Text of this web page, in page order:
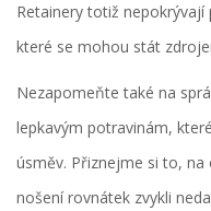
Retainery totiž
které se mohou stát
Nezapomeňte také na
lepkavým potravinám,
úsměv. Přiznejme si to,
nošení rovnátek zvykli